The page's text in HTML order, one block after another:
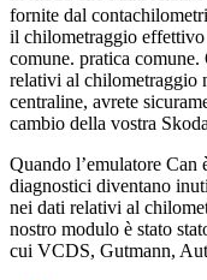
fornite dal
il chilometraggio effettivo
comune. pratica
relativi al chilometraggio
centraline, avrete
cambio della vostra
Quando l’emulatore Can
diagnostici diventano
nei dati relativi al
nostro modulo è stato
cui VCDS, Gutmann,